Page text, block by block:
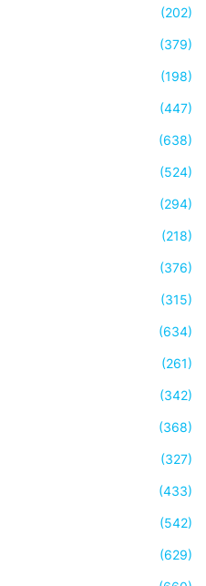
(202)
(379)
(198)
(447)
(638)
(524)
(294)
(218)
(376)
(315)
(634)
(261)
(342)
(368)
(327)
(433)
(542)
(629)